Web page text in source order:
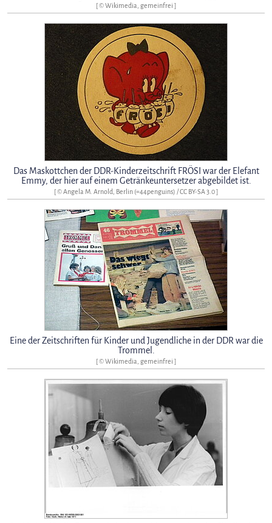
[ © Wikimedia, gemeinfrei ]
Das Maskottchen der DDR-Kinderzeitschrift FRÖSI war der Elefant
Emmy, der hier auf einem Getränkeuntersetzer abgebildet ist.
[ © Angela M. Arnold, Berlin (=44penguins) /CC BY-SA 3.0]
Eine der Zeitschriften für Kinder und Jugendliche in der DDR war die
Trommel.
[ © Wikimedia, gemeinfrei ]